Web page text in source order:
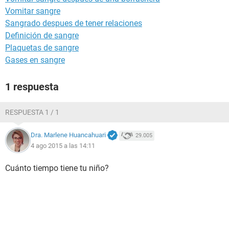
Vomitar sangre
Sangrado despues de tener relaciones
Definición de sangre
Plaquetas de sangre
Gases en sangre
1 respuesta
RESPUESTA 1 / 1
Dra. Marlene Huancahuari 29.005
4 ago 2015 a las 14:11
Cuánto tiempo tiene tu niño?